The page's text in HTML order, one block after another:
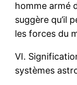
homme armé
suggère qu’il
les forces du
VI.
systèmes